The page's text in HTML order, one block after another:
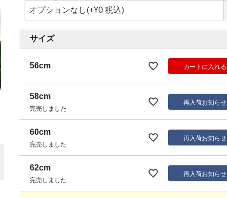
サイズ
56cm カートに入れる
58cm
完売しました
再入荷お知らせ
60cm
完売しました
再入荷お知らせ
62cm
完売しました
再入荷お知らせ